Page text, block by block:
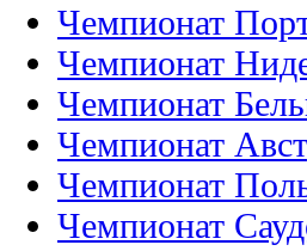
Чемпионат
Чемпионат
Чемпионат
Чемпионат
Чемпионат
Чемпионат